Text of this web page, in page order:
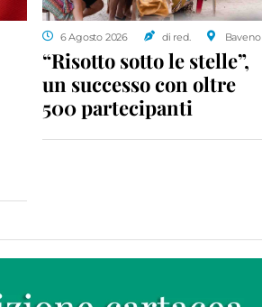
6 Agosto 2026 di red. Baveno
“Risotto sotto le stelle”,
un successo con oltre
500 partecipanti